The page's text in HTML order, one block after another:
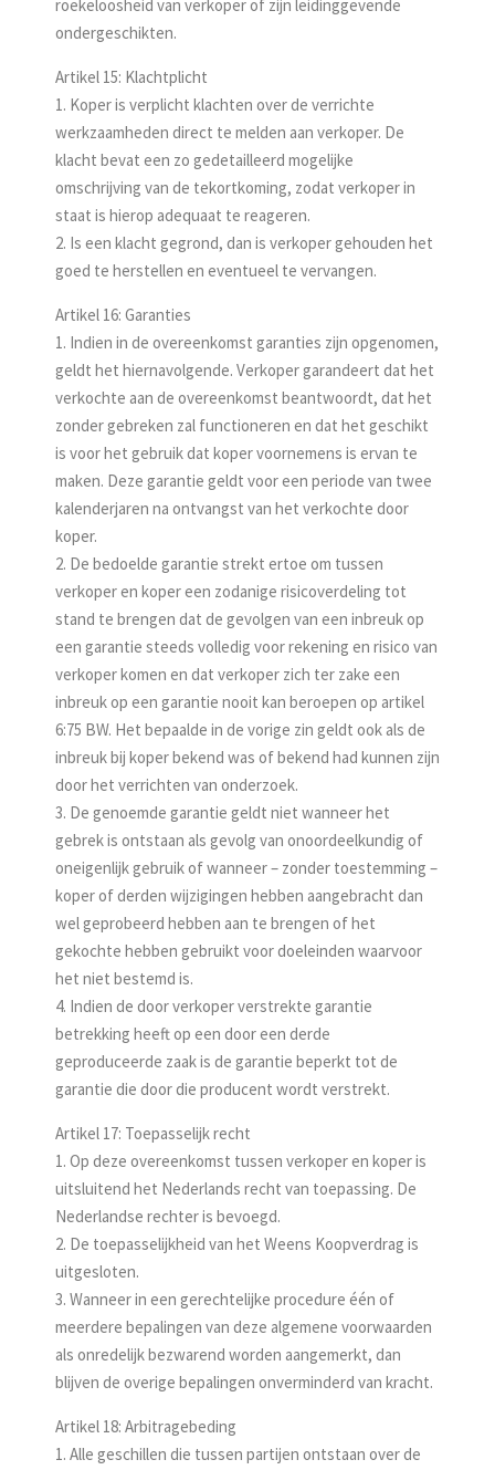
roekeloosheid van verkoper of zijn leidinggevende
ondergeschikten.
Artikel 15: Klachtplicht
1. Koper is verplicht klachten over de verrichte
werkzaamheden direct te melden aan verkoper. De
klacht bevat een zo gedetailleerd mogelijke
omschrijving van de tekortkoming, zodat verkoper in
staat is hierop adequaat te reageren.
2. Is een klacht gegrond, dan is verkoper gehouden het
goed te herstellen en eventueel te vervangen.
Artikel 16: Garanties
1. Indien in de overeenkomst garanties zijn opgenomen,
geldt het hiernavolgende. Verkoper garandeert dat het
verkochte aan de overeenkomst beantwoordt, dat het
zonder gebreken zal functioneren en dat het geschikt
is voor het gebruik dat koper voornemens is ervan te
maken. Deze garantie geldt voor een periode van twee
kalenderjaren na ontvangst van het verkochte door
koper.
2. De bedoelde garantie strekt ertoe om tussen
verkoper en koper een zodanige risicoverdeling tot
stand te brengen dat de gevolgen van een inbreuk op
een garantie steeds volledig voor rekening en risico van
verkoper komen en dat verkoper zich ter zake een
inbreuk op een garantie nooit kan beroepen op artikel
6:75 BW. Het bepaalde in de vorige zin geldt ook als de
inbreuk bij koper bekend was of bekend had kunnen zijn
door het verrichten van onderzoek.
3. De genoemde garantie geldt niet wanneer het
gebrek is ontstaan als gevolg van onoordeelkundig of
oneigenlijk gebruik of wanneer – zonder toestemming –
koper of derden wijzigingen hebben aangebracht dan
wel geprobeerd hebben aan te brengen of het
gekochte hebben gebruikt voor doeleinden waarvoor
het niet bestemd is.
4. Indien de door verkoper verstrekte garantie
betrekking heeft op een door een derde
geproduceerde zaak is de garantie beperkt tot de
garantie die door die producent wordt verstrekt.
Artikel 17: Toepasselijk recht
1. Op deze overeenkomst tussen verkoper en koper is
uitsluitend het Nederlands recht van toepassing. De
Nederlandse rechter is bevoegd.
2. De toepasselijkheid van het Weens Koopverdrag is
uitgesloten.
3. Wanneer in een gerechtelijke procedure één of
meerdere bepalingen van deze algemene voorwaarden
als onredelijk bezwarend worden aangemerkt, dan
blijven de overige bepalingen onverminderd van kracht.
Artikel 18: Arbitragebeding
1. Alle geschillen die tussen partijen ontstaan over de